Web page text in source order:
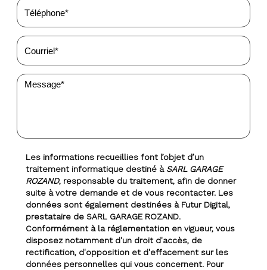
Les informations recueillies font l’objet d’un
traitement informatique destiné àSARL GARAGE
ROZAND, responsable du traitement, afin de donner
suite à votre demande et de vous recontacter. Les
données sont également destinées à Futur Digital,
prestataire de SARL GARAGE ROZAND.
Conformément à la réglementation en vigueur, vous
disposez notamment d'un droit d'accès, de
rectification, d'opposition et d'effacement sur les
données personnelles qui vous concernent. Pour